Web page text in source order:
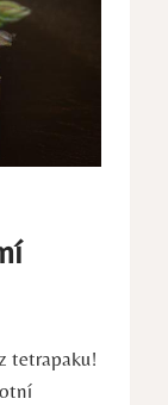
tetrapaku!